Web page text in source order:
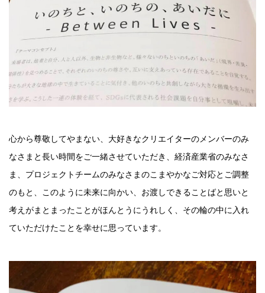
心から尊敬してやまない、大好きなクリエイターのメンバーのみ
なさまと長い時間をご一緒させていただき、経済産業省のみなさ
ま、プロジェクトチームのみなさまのこまやかなご対応とご調整
のもと、このように未来に向かい、お渡しできることばと思いと
考えがまとまったことがほんとうにうれしく、その輪の中に入れ
ていただけたことを幸せに思っています。